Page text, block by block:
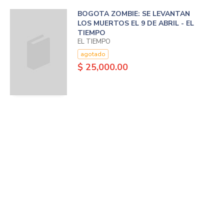
BOGOTA ZOMBIE: SE LEVANTAN
LOS MUERTOS EL 9 DE ABRIL - EL
TIEMPO
EL TIEMPO
agotado
$ 25,000.00